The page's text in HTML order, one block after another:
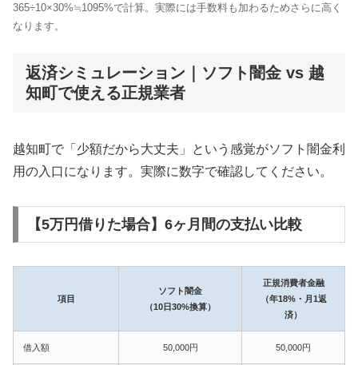
365÷10×30%≒1095%で計算。実際には手数料も加わるためさらに高く
なります。
返済シミュレーション｜ソフト闇金 vs 越
知町で使える正規業者
越知町で「少額だから大丈夫」という感覚がソフト闇金利
用の入口になります。実際に数字で確認してください。
【5万円借りた場合】6ヶ月間の支払い比較
項目
ソフト闇金
（10日30%換算）
正規消費者金融
（年18%・月1返
済）
借入額 50,000円 50,000円